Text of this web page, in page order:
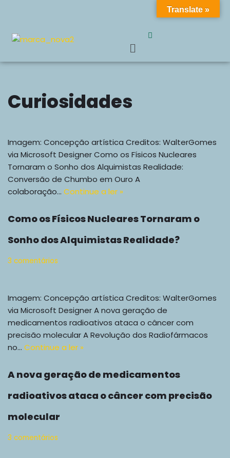
para
conteúdo
Curiosidades
Imagem: Concepção artística Creditos: WalterGomes
via Microsoft Designer Como os Físicos Nucleares
Tornaram o Sonho dos Alquimistas Realidade:
Conversão de Chumbo em Ouro A
colaboração… Continue a ler »
Como os Físicos Nucleares Tornaram o
Sonho dos Alquimistas Realidade?
3 comentários
Imagem: Concepção artística Creditos: WalterGomes
via Microsoft Designer A nova geração de
medicamentos radioativos ataca o câncer com
precisão molecular A Revolução dos Radiofármacos
no… Continue a ler »
A nova geração de medicamentos
radioativos ataca o câncer com precisão
molecular
3 comentários
Translate »
Got it!